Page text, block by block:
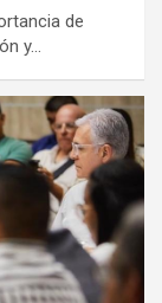
de
y…